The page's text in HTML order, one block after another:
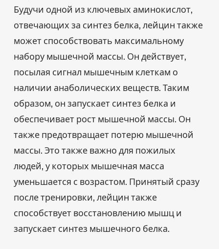
Будучи одной из ключевых аминокислот,
отвечающих за синтез белка, лейцин также
может способствовать максимальному
набору мышечной массы. Он действует,
посылая сигнал мышечным клеткам о
наличии анаболических веществ. Таким
образом, он запускает синтез белка и
обеспечивает рост мышечной массы. Он
также предотвращает потерю мышечной
массы. Это также важно для пожилых
людей, у которых мышечная масса
уменьшается с возрастом. Принятый сразу
после тренировки, лейцин также
способствует восстановлению мышц и
запускает синтез мышечного белка.